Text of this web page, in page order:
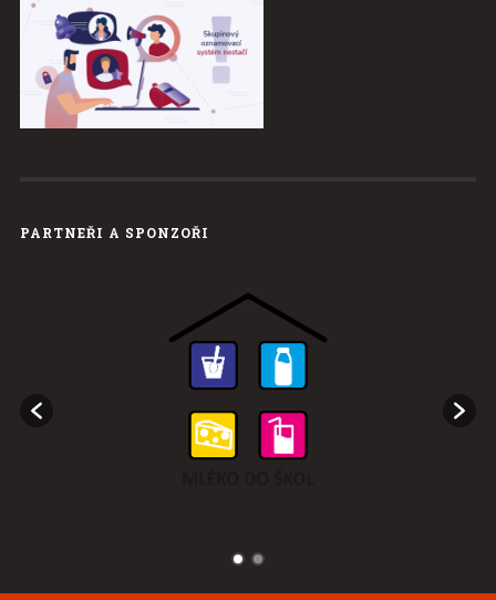
PARTNEŘI A SPONZOŘI